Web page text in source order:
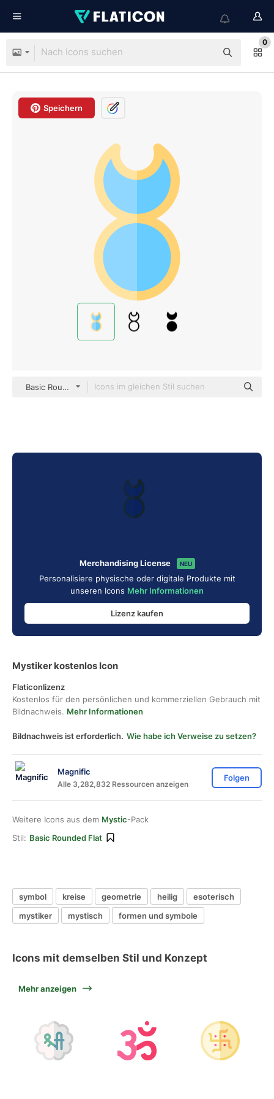
0
Speichern
Basic Rounded Flat
Merchandising License NEU
Personalisiere physische oder digitale Produkte mit
unseren Icons Mehr Informationen
Lizenz kaufen
Mystiker kostenlos Icon
Flaticonlizenz
Kostenlos für den persönlichen und kommerziellen Gebrauch mit
Bildnachweis. Mehr Informationen
Bildnachweis ist erforderlich. Wie habe ich Verweise zu setzen?
Magnific
Alle 3,282,832 Ressourcen anzeigen
Folgen
Weitere Icons aus dem Mystic-Pack
Stil: Basic Rounded Flat
symbol kreise geometrie heilig
esoterisch
mystiker
mystisch formen und symbole
Icons mit demselben Stil und Konzept
Mehr anzeigen